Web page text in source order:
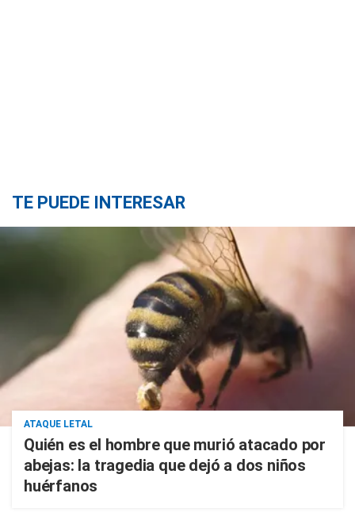
TE PUEDE INTERESAR
ATAQUE LETAL
Quién es el hombre que murió atacado por
abejas: la tragedia que dejó a dos niños
huérfanos